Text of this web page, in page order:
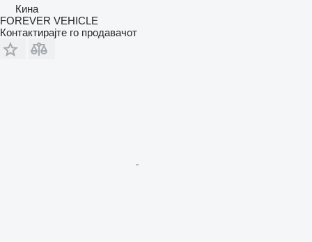
Кина
FOREVER VEHICLE
Контактирајте го продавачот